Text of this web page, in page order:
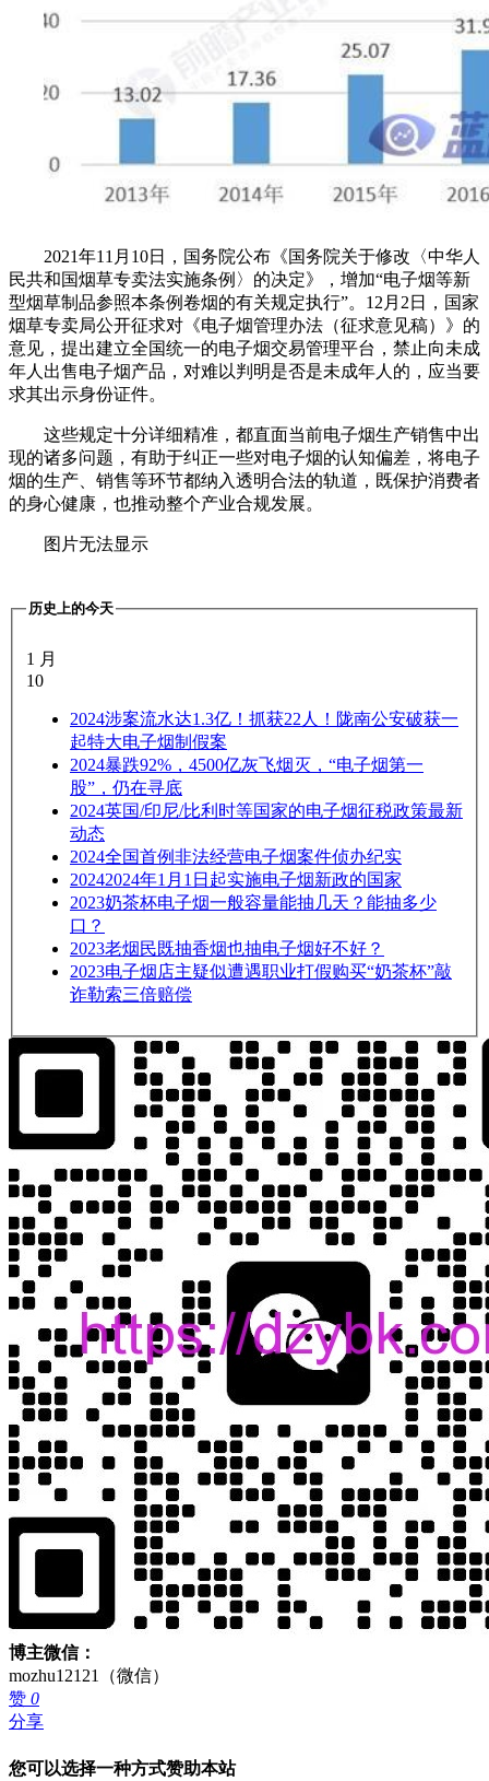
2021年11月10日，国务院公布《国务院关于修改〈中华人
民共和国烟草专卖法实施条例〉的决定》，增加“电子烟等新
型烟草制品参照本条例卷烟的有关规定执行”。12月2日，国家
烟草专卖局公开征求对《电子烟管理办法（征求意见稿）》的
意见，提出建立全国统一的电子烟交易管理平台，禁止向未成
年人出售电子烟产品，对难以判明是否是未成年人的，应当要
求其出示身份证件。
这些规定十分详细精准，都直面当前电子烟生产销售中出
现的诸多问题，有助于纠正一些对电子烟的认知偏差，将电子
烟的生产、销售等环节都纳入透明合法的轨道，既保护消费者
的身心健康，也推动整个产业合规发展。
图片无法显示
历史上的今天
1 月
10
2024涉案流水达1.3亿！抓获22人！陇南公安破获一
起特大电子烟制假案
2024暴跌92%，4500亿灰飞烟灭，“电子烟第一
股”，仍在寻底
2024英国/印尼/比利时等国家的电子烟征税政策最新
动态
2024全国首例非法经营电子烟案件侦办纪实
20242024年1月1日起实施电子烟新政的国家
2023奶茶杯电子烟一般容量能抽几天？能抽多少
口？
2023老烟民既抽香烟也抽电子烟好不好？
2023电子烟店主疑似遭遇职业打假购买“奶茶杯”敲
诈勒索三倍赔偿
博主微信：
mozhu12121（微信）
赞 0
分享
您可以选择一种方式赞助本站